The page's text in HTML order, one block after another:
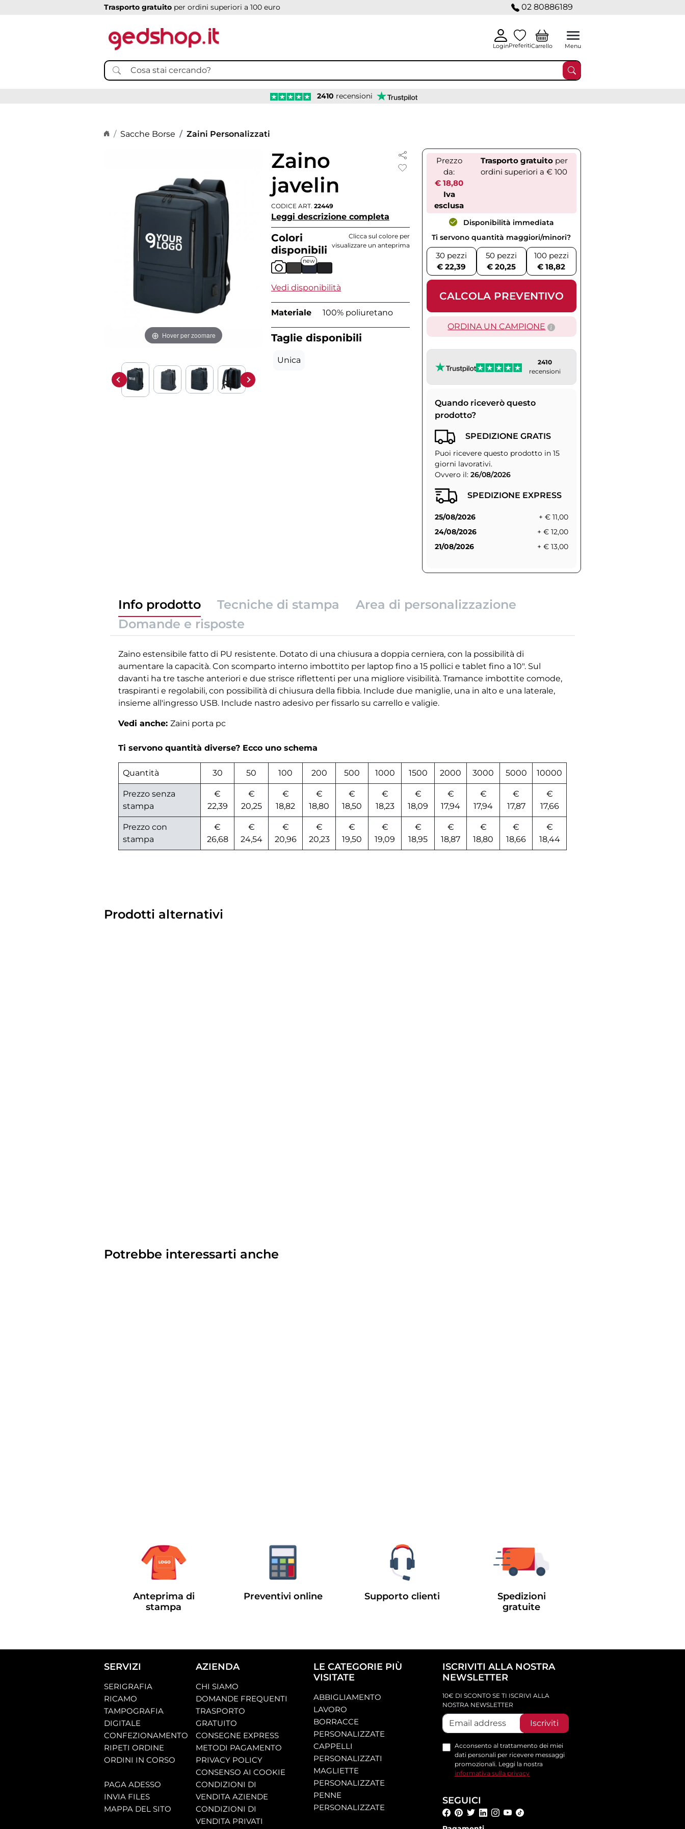
Trasporto gratuito per ordini superiori a 100 euro 02 80886189
LoginPreferitiCarrello Menu
2410 recensioni
Home page
Sacche Borse Zaini Personalizzati
Hover per zoomare
Zaino
javelin
CODICE ART. 22449
Leggi descrizione completa
Colori
disponibili
Clicca sul colore per
visualizzare un anteprima
new
Vedi disponibilità
Materiale 100% poliuretano
Taglie disponibili
Unica
Prezzo
da:
€ 18,80
Iva
esclusa
Trasporto gratuitoper
ordini superiori a € 100
Disponibilità immediata
Ti servono quantità maggiori/minori?
30 pezzi
€ 22,39
50 pezzi
€ 20,25
100 pezzi
€ 18,82
CALCOLA PREVENTIVO
ORDINA UN CAMPIONE
2410
recensioni
Quando riceverò questo
prodotto?
SPEDIZIONE GRATIS
Puoi ricevere questo prodotto in 15
giorni lavorativi.
Ovvero il: 26/08/2026
SPEDIZIONE EXPRESS
25/08/2026
+ € 11,00
24/08/2026
+ € 12,00
21/08/2026
+ € 13,00
Info prodotto Tecniche di stampa
Area di personalizzazione
Domande e risposte
Zaino estensibile fatto di PU resistente. Dotato di una chiusura a doppia cerniera, con la possibilità di
aumentare la capacità. Con scomparto interno imbottito per laptop fino a 15 pollici e tablet fino a 10". Sul
davanti ha tre tasche anteriori e due strisce riflettenti per una migliore visibilità. Tramance imbottite comode,
traspiranti e regolabili, con possibilità di chiusura della fibbia. Include due maniglie, una in alto e una laterale,
insieme all'ingresso USB. Include nastro adesivo per fissarlo su carrello e valigie.
Vedi anche: Zaini porta pc
Ti servono quantità diverse? Ecco uno schema
Quantità 30 50 100 200 500 1000 1500 2000 3000 5000 10000
Prezzo senza
stampa
€
22,39
€
20,25
€
18,82
€
18,80
€
18,50
€
18,23
€
18,09
€
17,94
€
17,94
€
17,87
€
17,66
Prezzo con
stampa
€
26,68
€
24,54
€
20,96
€
20,23
€
19,50
€
19,09
€
18,95
€
18,87
€
18,80
€
18,66
€
18,44
Prodotti alternativi
Potrebbe interessarti anche
Anteprima di
stampa
Preventivi online Supporto clienti
Spedizioni
gratuite
SERVIZI
SERIGRAFIA
RICAMO
TAMPOGRAFIA
DIGITALE
CONFEZIONAMENTO
RIPETI ORDINE
ORDINI IN CORSO
PAGA ADESSO
INVIA FILES
MAPPA DEL SITO
AZIENDA
CHI SIAMO
DOMANDE FREQUENTI
TRASPORTO
GRATUITO
CONSEGNE EXPRESS
METODI PAGAMENTO
PRIVACY POLICY
CONSENSO AI COOKIE
CONDIZIONI DI
VENDITA AZIENDE
CONDIZIONI DI
VENDITA PRIVATI
LE CATEGORIE PIÙ
VISITATE
ABBIGLIAMENTO
LAVORO
BORRACCE
PERSONALIZZATE
CAPPELLI
PERSONALIZZATI
MAGLIETTE
PERSONALIZZATE
PENNE
PERSONALIZZATE
ISCRIVITI ALLA NOSTRA
NEWSLETTER
10€ DI SCONTO SE TI ISCRIVI ALLA
NOSTRA NEWSLETTER
Iscriviti
Acconsento al trattamento dei miei
dati personali per ricevere messaggi
promozionali. Leggi la nostra
informativa sulla privacy
SEGUICI